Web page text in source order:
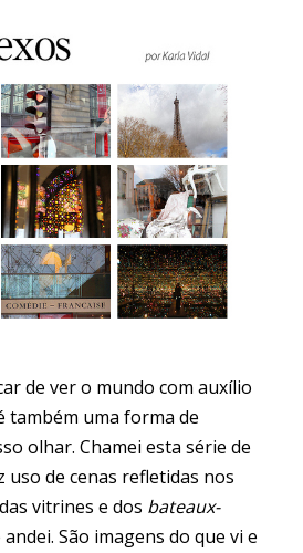
de ver o mundo com auxílio
também uma forma de
olhar. Chamei esta série de
uso de cenas refletidas nos
vitrines e dos bateaux-
São imagens do que vi e